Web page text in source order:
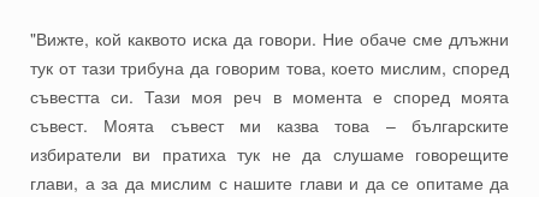
"Вижте, кой каквото иска да говори. Ние обаче сме длъжни
тук от тази трибуна да говорим това, което мислим, според
съвестта си. Тази моя реч в момента е според моята
съвест. Моята съвест ми казва това – българските
избиратели ви пратиха тук не да слушаме говорещите
глави, а за да мислим с нашите глави и да се опитаме да